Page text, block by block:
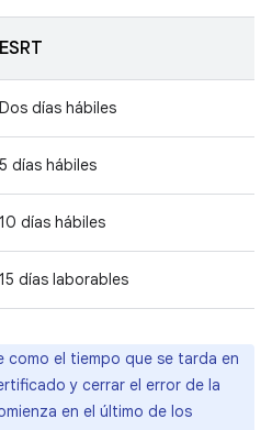
ESRT
Dos días hábiles
5 días hábiles
10 días hábiles
15 días laborables
como el tiempo que se tarda en
y cerrar el error de la
en el último de los